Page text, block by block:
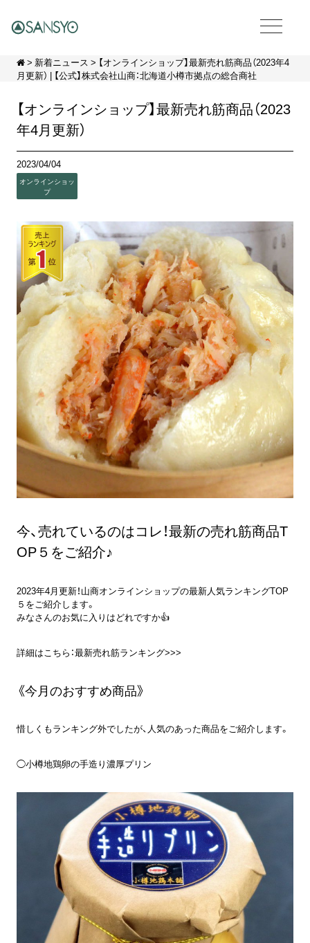
> 新着ニュース > 【オンラインショップ】最新売れ筋商品（2023年4
月更新） | 【公式】株式会社山商：北海道小樽市拠点の総合商社
【オンラインショップ】最新売れ筋商品（2023
年4月更新）
2023/04/04
オンラインショッ
プ
今、売れているのはコレ！最新の売れ筋商品T
OP５をご紹介♪
2023年4月更新！山商オンラインショップの最新人気ランキングTOP
５をご紹介します。
みなさんのお気に入りはどれですか👍
詳細はこちら：最新売れ筋ランキング>>>
《今月のおすすめ商品》
惜しくもランキング外でしたが、人気のあった商品をご紹介します。
◯小樽地鶏卵の手造り濃厚プリン